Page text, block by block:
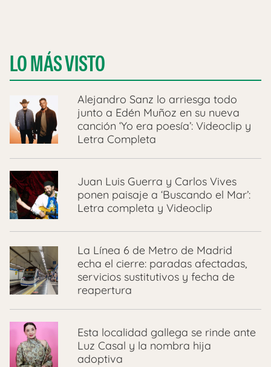
LO MÁS VISTO
Alejandro Sanz lo arriesga todo
junto a Edén Muñoz en su nueva
canción ‘Yo era poesía’: Videoclip y
Letra Completa
Juan Luis Guerra y Carlos Vives
ponen paisaje a ‘Buscando el Mar’:
Letra completa y Videoclip
La Línea 6 de Metro de Madrid
echa el cierre: paradas afectadas,
servicios sustitutivos y fecha de
reapertura
Esta localidad gallega se rinde ante
Luz Casal y la nombra hija
adoptiva